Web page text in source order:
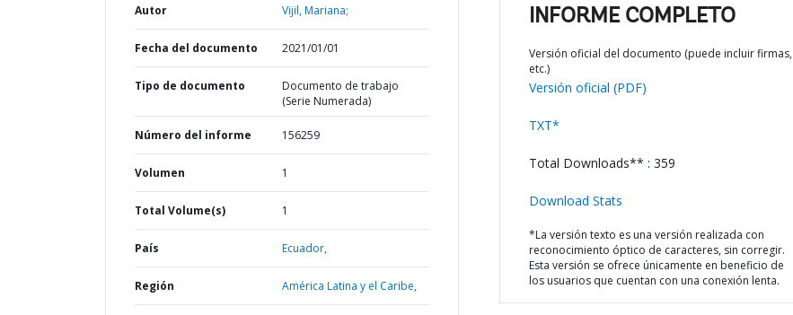
Autor Vijil, Mariana;
Fecha del documento 2021/01/01
Tipo de documento
Documento de trabajo
(Serie Numerada)
Número del informe 156259
Volumen 1
Total Volume(s) 1
País Ecuador,
Región América Latina y el Caribe,
INFORME COMPLETO
Versión oficial del documento (puede incluir firmas,
etc.)
Versión oficial (PDF)
TXT*
Total Downloads** : 359
Download Stats
*La versión texto es una versión realizada con
reconocimiento óptico de caracteres, sin corregir.
Esta versión se ofrece únicamente en beneficio de
los usuarios que cuentan con una conexión lenta.